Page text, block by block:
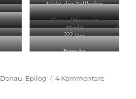
Nicht der Zollhafen
Kleine Prinzessin
Markt
??? Eye
Danube
Kategorien
Donau, Epilog 4 Kommentarezu